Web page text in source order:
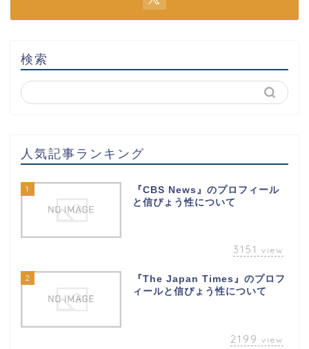
検索
人気記事ランキング
1
『CBS News』のプロフィール
と信ぴょう性について
3151 view
2
『The Japan Times』のプロフ
ィールと信ぴょう性について
2199 view